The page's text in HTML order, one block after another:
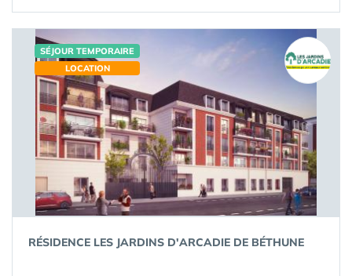
SÉJOUR TEMPORAIRE
LOCATION
RÉSIDENCE LES JARDINS D'ARCADIE DE BÉTHUNE